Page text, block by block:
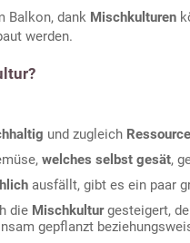
Balkon, dank Mischkulturen
werden.
und zugleich
welches selbst gesät,
ausfällt, gibt es ein paar
die Mischkulturgesteigert,
gepflanzt